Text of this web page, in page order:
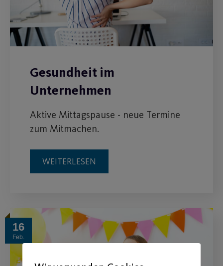
Gesundheit im
Unternehmen
Aktive Mittagspause - neue Termine
zum Mitmachen.
WEITERLESEN
16
Feb.